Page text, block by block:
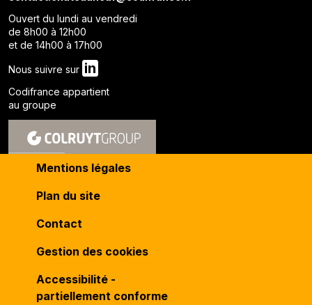
Ouvert du lundi au vendredi
de 8h00 à 12h00
et de 14h00 à 17h00
Nous suivre sur in
Codifrance appartient
au groupe
Mentions légales
Plan du site
Contact
Gestion des cookies
Accessibilité -
partiellement conforme